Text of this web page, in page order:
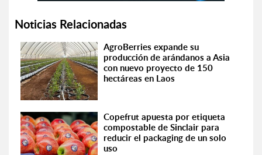
Noticias Relacionadas
AgroBerries expande su
producción de arándanos a Asia
con nuevo proyecto de 150
hectáreas en Laos
Copefrut apuesta por etiqueta
compostable de Sinclair para
reducir el packaging de un solo
uso